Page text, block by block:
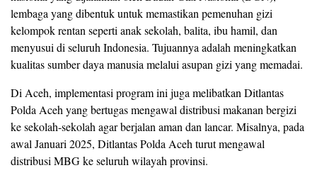
lembaga yangdibentukuntukmemastikan pemenuhan gizi
kelompokrentan seperti anaksekolah, balita, ibu hamil, dan
menyusui di seluruh Indonesia. Tujuannya adalah meningkatkan
kualitassumberdaya manusia melalui asupan gizi yangmemadai.
Di Aceh, implementasi programini juga melibatkan Ditlantas
Polda Aceh yangbertugasmengawal distribusi makanan bergizi
kesekolah-sekolah agarberjalan aman dan lancar. Misalnya, pada
awal Januari 2025, DitlantasPolda Aceh turutmengawal
distribusi MBGkeseluruh wilayah provinsi.